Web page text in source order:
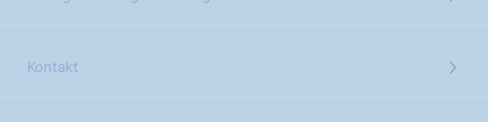
Kontakt